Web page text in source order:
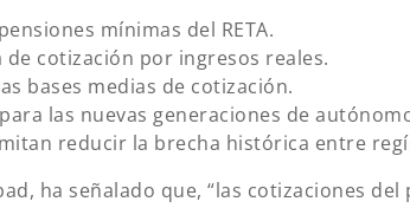
mínimas del RETA.
cotización por ingresos reales.
bases medias de cotización.
las nuevas generaciones de
reducir la brecha histórica entre
ha señalado que, “las cotizaciones